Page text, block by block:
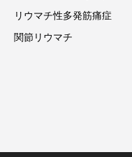
リウマチ性多発筋痛症
関節リウマチ